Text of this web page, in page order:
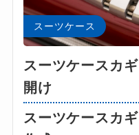
スーツケース
スーツケースカギ
開け
スーツケースカギ